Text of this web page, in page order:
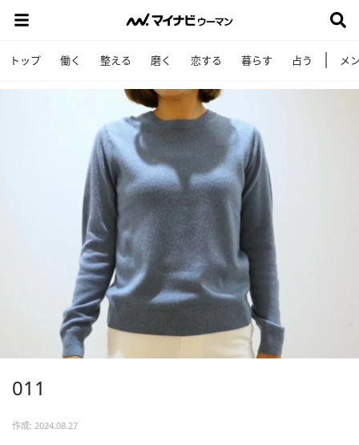
トップ 働く 整える 磨く 恋する 暮らす 占う メ
011
作成: 2024.08.27